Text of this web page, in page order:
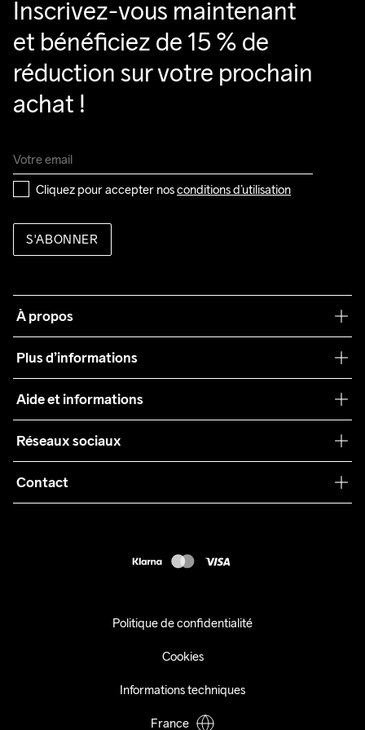
Inscrivez-vous maintenant
et bénéficiez de 15 % de
réduction sur votre prochain
achat !
Cliquez pour accepter nos conditions d’utilisation
S'ABONNER
À propos
Plus d’informations
Teamwear
Durabilité
Collaborations
Aide et informations
Conditions générales
Retours
Réseaux sociaux
Contact
Politique de confidentialité
Cookies
Informations techniques
France